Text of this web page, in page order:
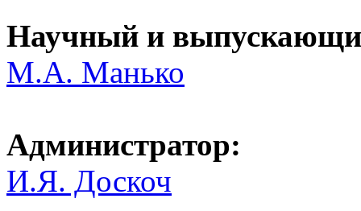
Научный и
M.A. Манько
Администратор:
И.Я. Доскоч